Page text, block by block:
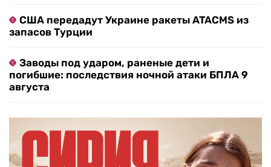
США передадут Украине ракеты ATACMS из
запасов Турции
Заводы под ударом, раненые дети и
погибшие: последствия ночной атаки БПЛА 9
августа